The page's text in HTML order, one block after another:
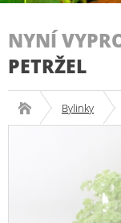
NYNÍ
PETRŽEL
Bylinky